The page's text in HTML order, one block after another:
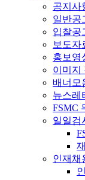
공지사
일반공
입찰공
보도자
홍보영
이미지
배너모
뉴스레
FSMC
일일검
인재채